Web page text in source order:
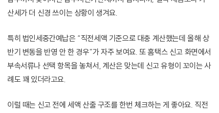
산세가 더 신경 쓰이는 상황이 생겨요.
특히 법인세중간예납은 “직전세액 기준으로 대충 계산했는데 올해 상
반기 변동을 반영 안 한 경우”가 자주 보여요. 또 홈택스 신고 화면에서
부속서류나 선택 항목을 놓쳐서, 계산은 맞는데 신고 유형이 꼬이는 사
례도 꽤 있더라고요.
이럴 때는 신고 전에 세액 산출 구조를 한번 체크하는 게 좋아요. 직전